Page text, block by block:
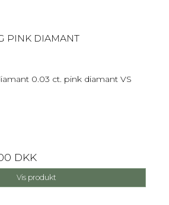
PINK DIAMANT
0.03 ct. pink diamant VS
DKK
Vis produkt